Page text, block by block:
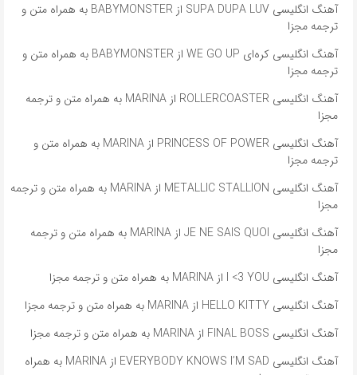
آهنگ انگلیسی SUPA DUPA LUV از BABYMONSTER به همراه متن و
ترجمه مجزا
آهنگ انگلیسی کره‌ای WE GO UP از BABYMONSTER به همراه متن و
ترجمه مجزا
آهنگ انگلیسی ROLLERCOASTER از MARINA به همراه متن و ترجمه
مجزا
آهنگ انگلیسی PRINCESS OF POWER از MARINA به همراه متن و
ترجمه مجزا
آهنگ انگلیسی METALLIC STALLION از MARINA به همراه متن و ترجمه
مجزا
آهنگ انگلیسی JE NE SAIS QUOI از MARINA به همراه متن و ترجمه
مجزا
آهنگ انگلیسی I <3 YOU از MARINA به همراه متن و ترجمه مجزا
آهنگ انگلیسی HELLO KITTY از MARINA به همراه متن و ترجمه مجزا
آهنگ انگلیسی FINAL BOSS از MARINA به همراه متن و ترجمه مجزا
آهنگ انگلیسی EVERYBODY KNOWS I’M SAD از MARINA به همراه